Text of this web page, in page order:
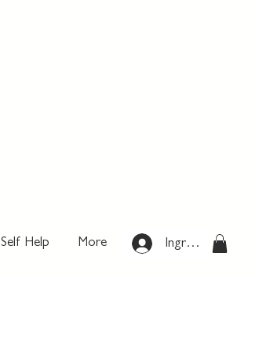
Self Help More Ingresar